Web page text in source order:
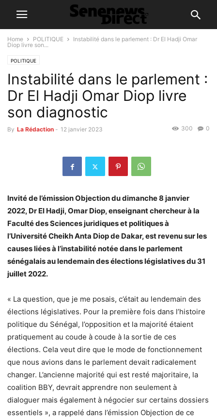
Home POLITIQUE
Instabilité dans le parlement : Dr El Hadji Omar
Diop livre son...
POLITIQUE
Instabilité dans le parlement :
Dr El Hadji Omar Diop livre
son diagnostic
By La Rédaction - 12 janvier 2023 0
300
Invité de l’émission Objection du dimanche 8 janvier
2022, Dr El Hadji, Omar Diop, enseignant chercheur à la
Faculté des Sciences juridiques et politiques à
l’Université Cheikh Anta Diop de Dakar, est revenu sur les
causes liées à l’instabilité notée dans le parlement
sénégalais au lendemain des élections législatives du 31
juillet 2022.
« La question, que je me posais, c’était au lendemain des
élections législatives. Pour la première fois dans l’histoire
politique du Sénégal, l’opposition et la majorité étaient
pratiquement au coude à coude à la sortie de ces
élections. Cela veut dire que le mode de fonctionnement
que nous avions dans le parlement devait radicalement
changer. L’ancienne majorité qui est resté majoritaire, la
coalition BBY, devrait apprendre non seulement à
dialoguer mais également à négocier sur certains dossiers
essentiels », a rappelé dans l’émission Objection de ce